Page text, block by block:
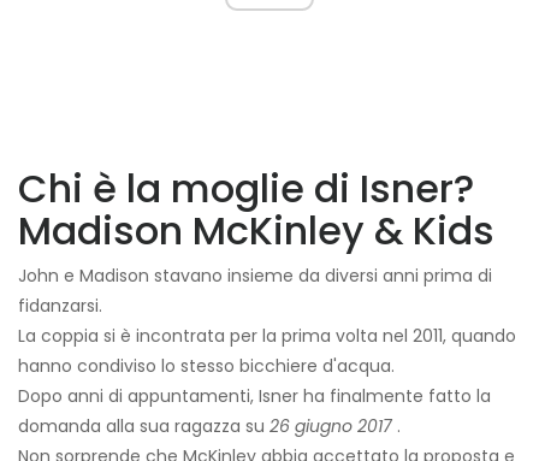
Chi è la moglie di Isner?
Madison McKinley & Kids
John e Madison stavano insieme da diversi anni prima di
fidanzarsi.
La coppia si è incontrata per la prima volta nel 2011, quando
hanno condiviso lo stesso bicchiere d'acqua.
Dopo anni di appuntamenti, Isner ha finalmente fatto la
domanda alla sua ragazza su 26 giugno 2017 .